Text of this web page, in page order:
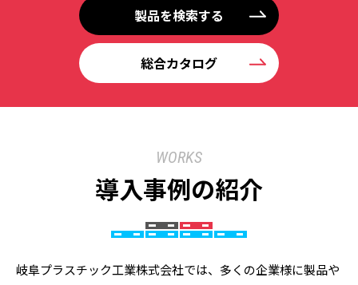
製品を検索する
総合カタログ
WORKS
導入事例の紹介
岐阜プラスチック工業株式会社では、多くの企業様に製品や